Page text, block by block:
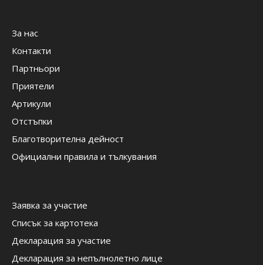
За нас
Контакти
Партньори
Приятели
Артикули
Отстъпки
Благотворителна дейност
Официални правила и тълкувания
Заявка за участие
Списък за картотека
Декларация за участие
Декларация за непълнолетно лице